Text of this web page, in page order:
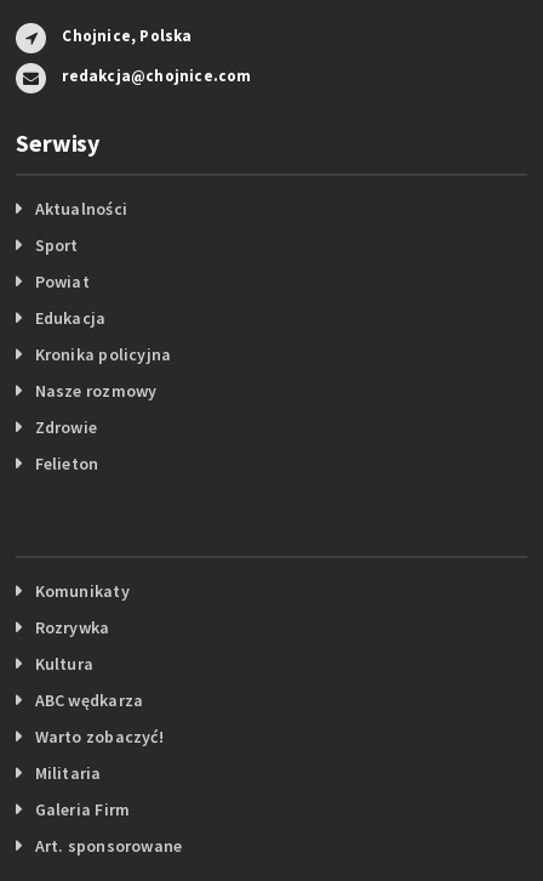
Chojnice, Polska
redakcja@chojnice.com
Serwisy
Aktualności
Sport
Powiat
Edukacja
Kronika policyjna
Nasze rozmowy
Zdrowie
Felieton
Komunikaty
Rozrywka
Kultura
ABC wędkarza
Warto zobaczyć!
Militaria
Galeria Firm
Art. sponsorowane